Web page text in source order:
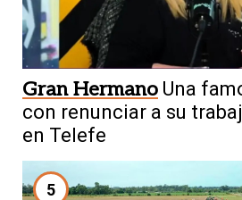
Gran Hermano Una
con renunciar a su
en Telefe
5